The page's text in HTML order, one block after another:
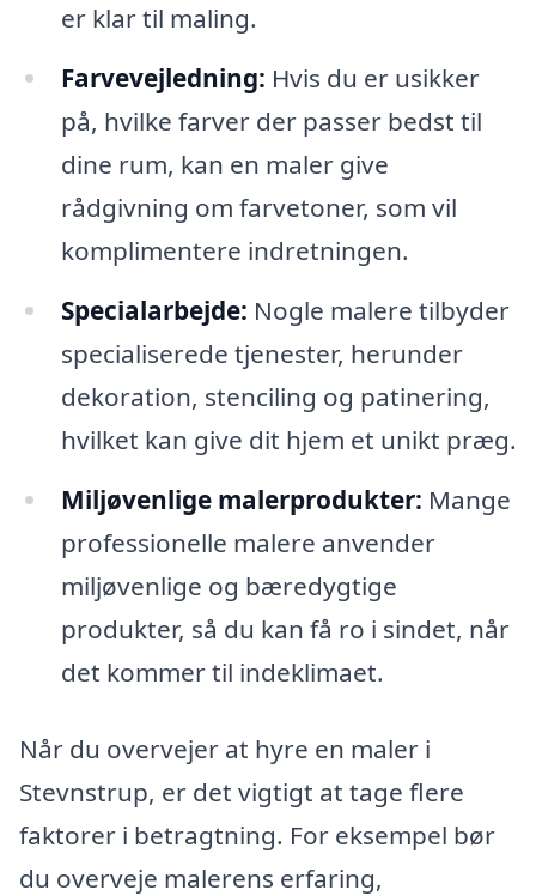
er klar til maling.
Farvevejledning: Hvis du er usikker
på, hvilke farver der passer bedst til
dine rum, kan en maler give
rådgivning om farvetoner, som vil
komplimentere indretningen.
Specialarbejde: Nogle malere tilbyder
specialiserede tjenester, herunder
dekoration, stenciling og patinering,
hvilket kan give dit hjem et unikt præg.
Miljøvenlige malerprodukter: Mange
professionelle malere anvender
miljøvenlige og bæredygtige
produkter, så du kan få ro i sindet, når
det kommer til indeklimaet.
Når du overvejer at hyre en maler i
Stevnstrup, er det vigtigt at tage flere
faktorer i betragtning. For eksempel bør
du overveje malerens erfaring,